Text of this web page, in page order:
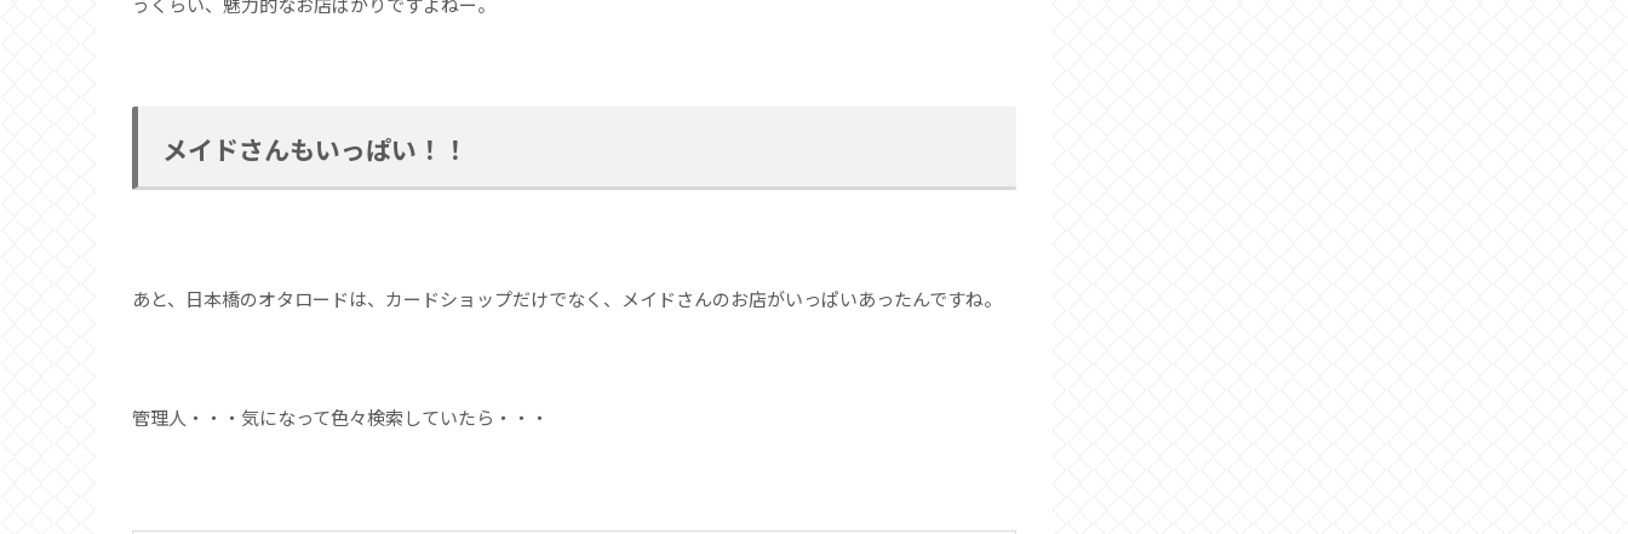
メイドさんもいっぱい！！
あと、日本橋のオタロードは、カードショップだけでなく、メイドさんのお店がいっぱいあったんですね。
管理人・・・気になって色々検索していたら・・・